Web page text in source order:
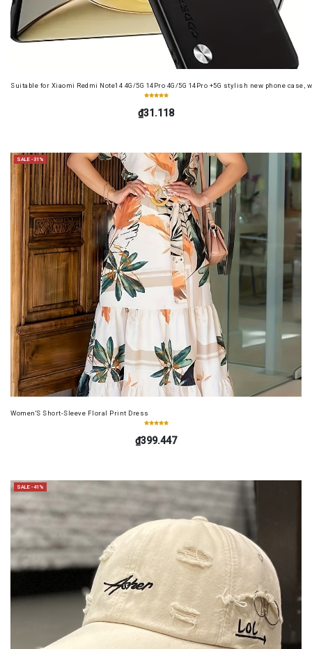
Suitable for Xiaomi Redmi Note14 4G/5G 14Pro 4G/5G 14Pro +5G stylish new phone
₫31.118
SALE -31%
Women'S Short-Sleeve Floral Print Dress
₫399.447
SALE -41%